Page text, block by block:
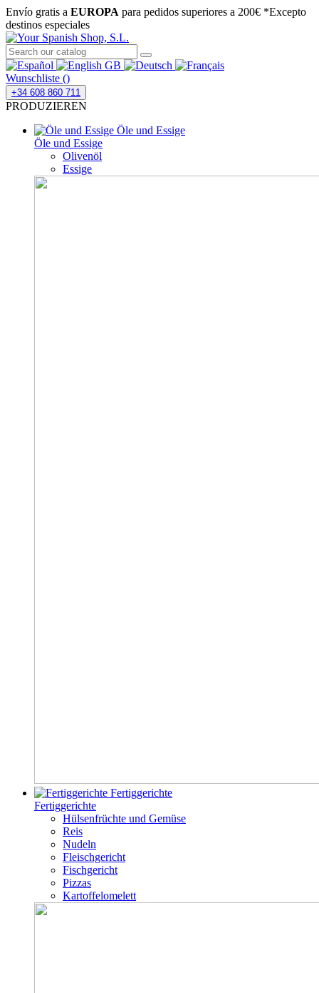
Envío gratis a EUROPA para pedidos superiores a 200€ *Excepto
destinos especiales
Wunschliste ()
+34 608 860 711
PRODUZIEREN
Öle und Essige
Öle und Essige
Olivenöl
Essige
Fertiggerichte
Fertiggerichte
Hülsenfrüchte und Gemüse
Reis
Nudeln
Fleischgericht
Fischgericht
Pizzas
Kartoffelomelett